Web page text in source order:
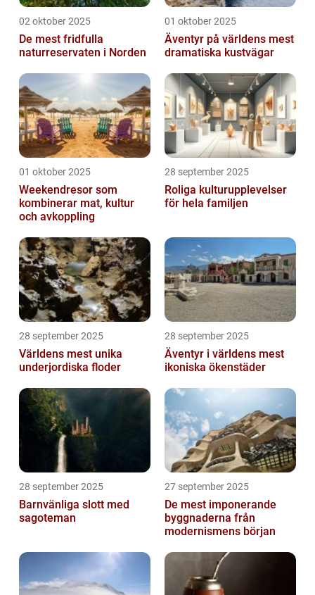
02 oktober 2025
De mest fridfulla
naturreservaten i Norden
01 oktober 2025
Äventyr på världens mest
dramatiska kustvägar
01 oktober 2025
Weekendresor som
kombinerar mat, kultur
och avkoppling
28 september 2025
Roliga kulturupplevelser
för hela familjen
28 september 2025
Världens mest unika
underjordiska floder
28 september 2025
Äventyr i världens mest
ikoniska ökenstäder
28 september 2025
Barnvänliga slott med
sagoteman
27 september 2025
De mest imponerande
byggnaderna från
modernismens början